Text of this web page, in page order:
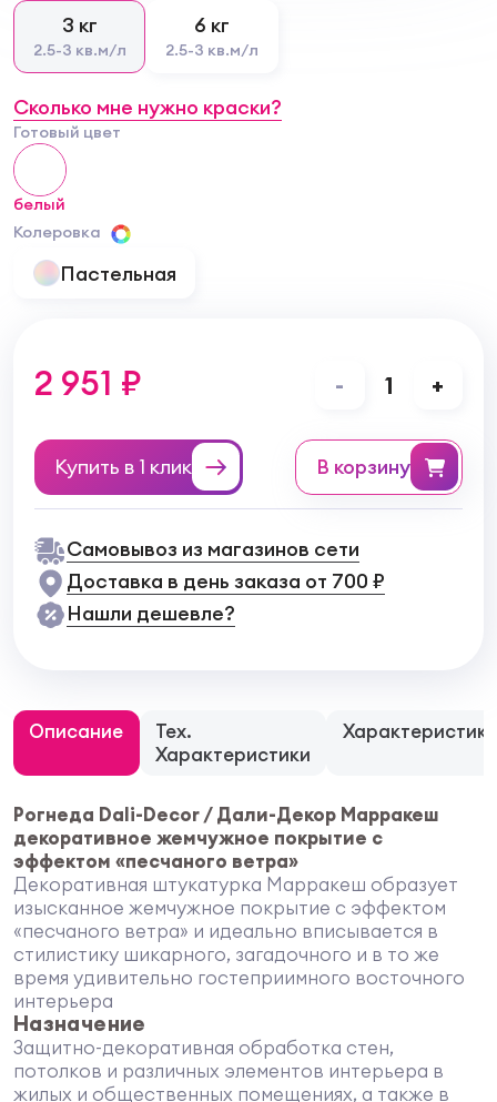
3 кг
2.5-3 кв.м/л
6 кг
2.5-3 кв.м/л
Сколько мне нужно краски?
Готовый цвет
белый
Колеровка
Пастельная
2 951 ₽ - 1 +
Купить в 1 клик в корзину
Самовывоз из магазинов сети
Доставка в день заказа от 700 ₽
Нашли дешевле?
Описание
Тех.
Характеристики
Характеристики
Рогнеда Dali-Decor / Дали-Декор Марракеш
декоративное жемчужное покрытие с
эффектом «песчаного ветра»
Декоративная штукатурка Марракеш образует
изысканное жемчужное покрытие с эффектом
«песчаного ветра» и идеально вписывается в
стилистику шикарного, загадочного и в то же
время удивительно гостеприимного восточного
интерьера
Назначение
Защитно-декоративная обработка стен,
потолков и различных элементов интерьера в
жилых и общественных помещениях, а также в